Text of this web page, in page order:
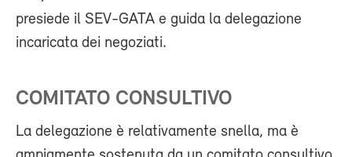
presiede il SEV-GATA e guida la delegazione
incaricata dei negoziati.
COMITATO CONSULTIVO
La delegazione è relativamente snella, ma è